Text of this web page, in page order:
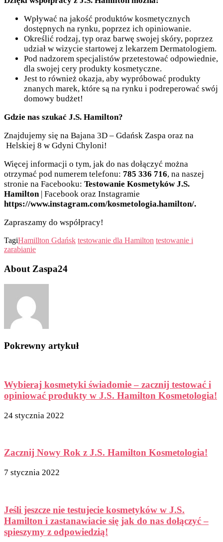
Wpływać na jakość produktów kosmetycznych
dostępnych na rynku, poprzez ich opiniowanie.
Określić rodzaj, typ oraz barwę swojej skóry, poprzez
udział w wizycie startowej z lekarzem Dermatologiem.
Pod nadzorem specjalistów przetestować odpowiednie,
dla swojej cery produkty kosmetyczne.
Jest to również okazja, aby wypróbować produkty
znanych marek, które są na rynku i podreperować swój
domowy budżet!
Gdzie nas szukać J.S. Hamilton?
Znajdujemy się na Bajana 3D – Gdańsk Zaspa oraz na
Helskiej 8 w Gdyni Chyloni!
Więcej informacji o tym, jak do nas dołączyć można
otrzymać pod numerem telefonu: 785 336 716, na naszej
stronie na Facebooku: Testowanie Kosmetyków J.S.
Hamilton| Facebook oraz Instagramie
https://www.instagram.com/kosmetologia.hamilton/.
Zapraszamy do współpracy!
TagiHamillton Gdańsk testowanie dla Hamilton testowanie i
zarabianie
About Zaspa24
Pokrewny artykuł
Wybieraj kosmetyki świadomie – zacznij testować i
opiniować produkty w J.S. Hamilton Kosmetologia!
24 stycznia 2022
Zacznij Nowy Rok z J.S. Hamilton Kosmetologia!
7 stycznia 2022
Jeśli jeszcze nie testujecie kosmetyków w J.S.
Hamilton i zastanawiacie się jak do nas dołączyć –
spieszymy z odpowiedzią!